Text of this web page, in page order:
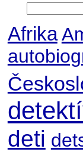
Afrika
deti